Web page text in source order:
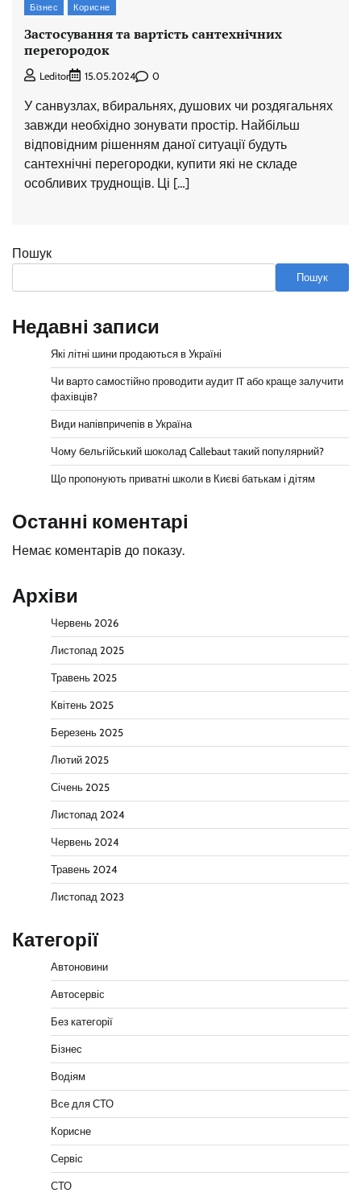
Бізнес Корисне
Застосування та вартість сантехнічних
перегородок
Leditor 15.05.2024 0
У санвузлах, вбиральнях, душових чи роздягальнях
завжди необхідно зонувати простір. Найбільш
відповідним рішенням даної ситуації будуть
сантехнічні перегородки, купити які не складе
особливих труднощів. Ці […]
Пошук
Пошук
Недавні записи
Які літні шини продаються в Україні
Чи варто самостійно проводити аудит IT або краще залучити
фахівців?
Види напівпричепів в Україна
Чому бельгійський шоколад Callebaut такий популярний?
Що пропонують приватні школи в Києві батькам і дітям
Останні коментарі
Немає коментарів до показу.
Архіви
Червень 2026
Листопад 2025
Травень 2025
Квітень 2025
Березень 2025
Лютий 2025
Січень 2025
Листопад 2024
Червень 2024
Травень 2024
Листопад 2023
Категорії
Автоновини
Автосервіс
Без категорії
Бізнес
Водіям
Все для СТО
Корисне
Сервіс
СТО